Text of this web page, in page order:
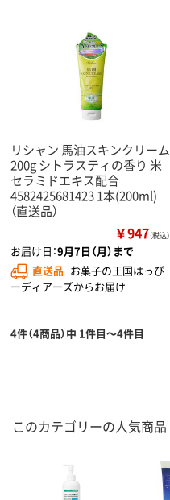
リシャン 馬油スキンクリーム
200g シトラスティの香り 米
セラミドエキス配合
4582425681423 1本(200ml)
（直送品）
￥947（税込）
お届け日：9月7日（月）まで
直送品 お菓子の王国はっぴ
ーディアーズからお届け
4件（4商品）中 1件目～4件目
このカテゴリーの人気商品